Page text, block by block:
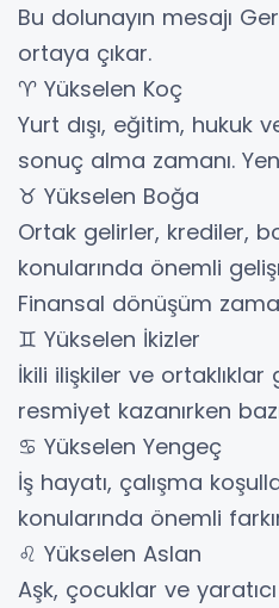
Bu dolunayın mesajı
ortaya çıkar.
♈ Yükselen Koç
Yurt dışı, eğitim, hukuk
sonuç alma zamanı.
♉ Yükselen Boğa
Ortak gelirler, krediler,
konularında önemli
Finansal dönüşüm
♊ Yükselen İkizler
İkili ilişkiler ve ortaklıklar
resmiyet kazanırken
♋ Yükselen Yengeç
İş hayatı, çalışma
konularında önemli
♌ Yükselen Aslan
Aşk, çocuklar ve